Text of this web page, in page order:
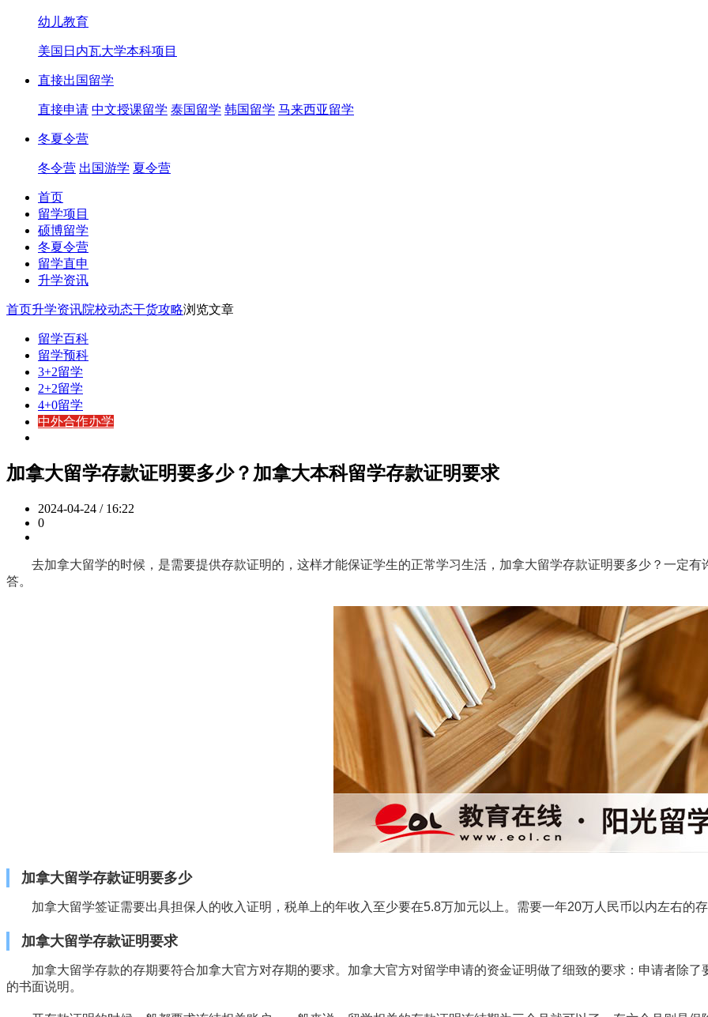
幼儿教育
美国日内瓦大学本科项目
直接出国留学
直接申请 中文授课留学 泰国留学 韩国留学 马来西亚留学
冬夏令营
冬令营 出国游学 夏令营
首页
留学项目
硕博留学
冬夏令营
留学直申
升学资讯
首页升学资讯院校动态干货攻略浏览文章
留学百科
留学预科
3+2留学
2+2留学
4+0留学
中外合作办学
加拿大留学存款证明要多少？加拿大本科留学存款证明要求
2024-04-24 / 16:22
0
去加拿大留学的时候，是需要提供存款证明的，这样才能保证学生的正常学习生活，加拿大留学存款证明要多少？一定
答。
加拿大留学存款证明要多少
加拿大留学签证需要出具担保人的收入证明，税单上的年收入至少要在5.8万加元以上。需要一年20万人民币以内左右的
加拿大留学存款证明要求
加拿大留学存款的存期要符合加拿大官方对存期的要求。加拿大官方对留学申请的资金证明做了细致的要求：申请者除
的书面说明。